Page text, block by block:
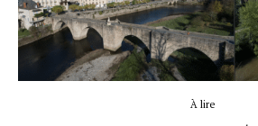
À lire